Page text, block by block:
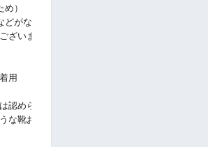
）
がなく保護者の責任で整備すること。
ざいます。
用
認められない。
靴およびスパイクの着用は認められない。